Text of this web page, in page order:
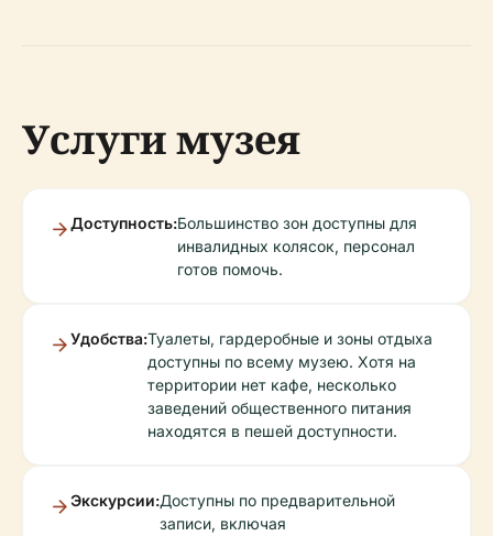
Услуги музея
Доступность:Большинство зон доступны для
инвалидных колясок, персонал
готов помочь.
Удобства:Туалеты, гардеробные и зоны отдыха
доступны по всему музею. Хотя на
территории нет кафе, несколько
заведений общественного питания
находятся в пешей доступности.
Экскурсии:Доступны по предварительной
записи, включая